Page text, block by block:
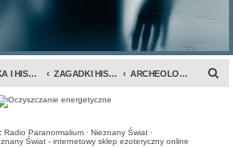
NAUKA I HISTORIA ZAGADKI HISTORII ARCHEOLOGIA I ODKRYCIA
Radio Paranormalium· Nieznany Świat·
Świat - internetowy sklep ezoteryczny online